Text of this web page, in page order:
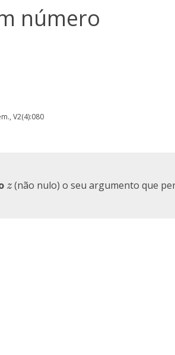
número
V2(4):080
z
z(não nulo) o seu argumento que